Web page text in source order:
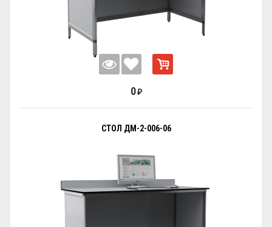
0 ₽
СТОЛ ДМ-2-006-06